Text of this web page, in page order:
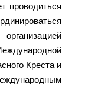
проводиться
Креста и